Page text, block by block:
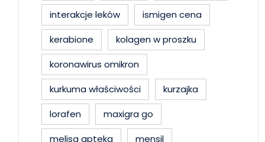
interakcje leków
ismigen cena
kerabione
kolagen w proszku
koronawirus omikron
kurkuma właściwości
kurzajka
lorafen
maxigra go
melisa apteka
mensil